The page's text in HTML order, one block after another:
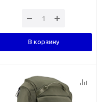
В корзину